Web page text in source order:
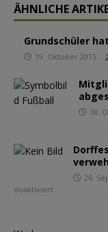
ÄHNLICHE
Grundschüler
19. Oktober 2015
18.
26.
deaktiviert